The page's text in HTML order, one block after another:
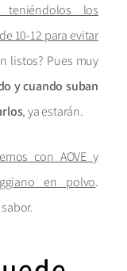
teniéndolos los
10-12 para evitar
listos? Pues muy
y cuando suban
, ya estarán.
con AOVE y
en polvo.